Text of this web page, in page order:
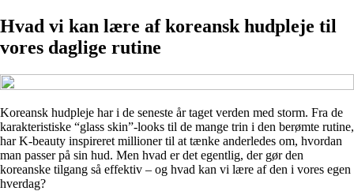
Hvad vi kan lære af koreansk hudpleje til
vores daglige rutine
Koreansk hudpleje har i de seneste år taget verden med storm. Fra de
karakteristiske “glass skin”-looks til de mange trin i den berømte rutine,
har K-beauty inspireret millioner til at tænke anderledes om, hvordan
man passer på sin hud. Men hvad er det egentlig, der gør den
koreanske tilgang så effektiv – og hvad kan vi lære af den i vores egen
hverdag?